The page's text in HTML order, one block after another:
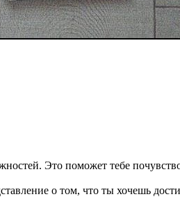
Это поможет тебе
о том, что ты хочешь